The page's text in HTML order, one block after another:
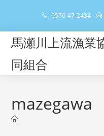
テ
0576-47-2434
馬瀬川上流漁業
同組合
mazegawa